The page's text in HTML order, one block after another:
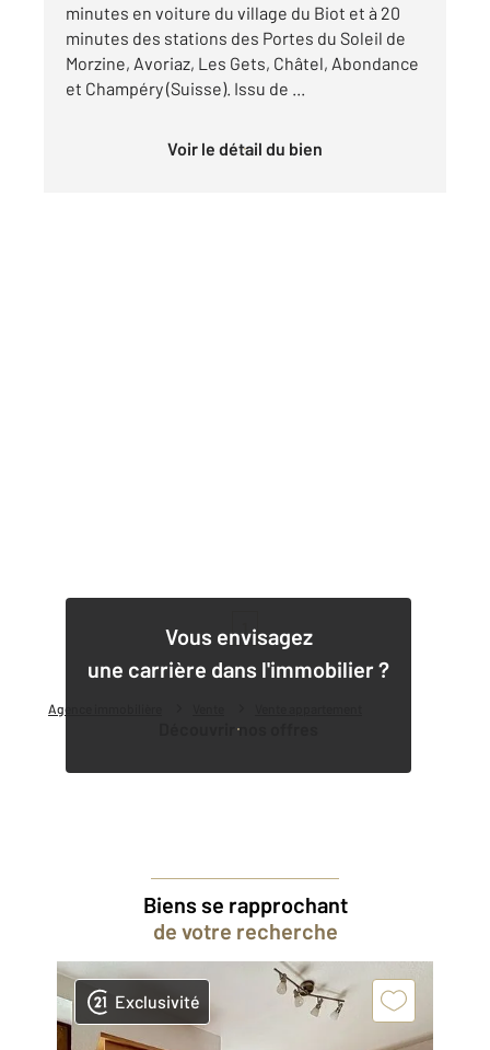
Agence immobilière
minutes en voiture du village du Biot et à 20
minutes des stations des Portes du Soleil de
Morzine, Avoriaz, Les Gets, Châtel, Abondance
et Champéry (Suisse). Issu de ...
Voir le détail du bien
Vous envisagez
une carrière dans l'immobilier ?
Découvrir nos offres
Biens se rapprochant
de votre recherche
Exclusivité